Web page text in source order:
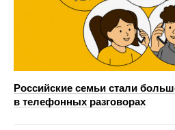
Российские семьи стали
в телефонных разговорах